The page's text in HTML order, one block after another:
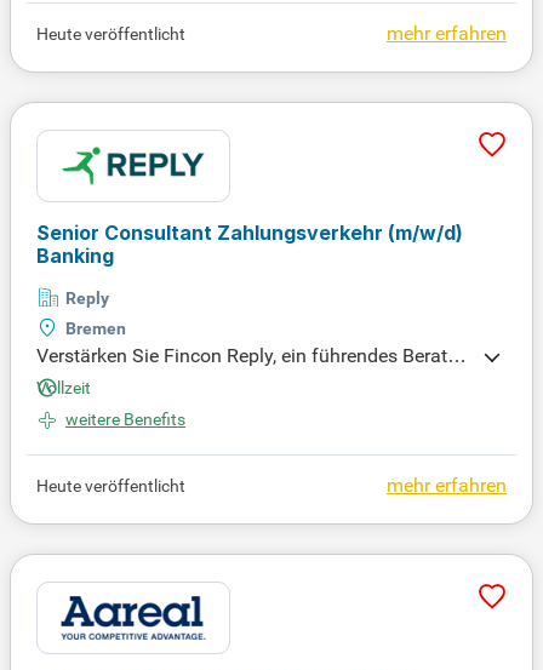
mehr erfahren
Heute veröffentlicht
Senior Consultant Zahlungsverkehr (m/w/d)
Banking
Reply
Bremen
Verstärken Sie Fincon Reply, ein führendes Beratun
gsunternehmen für die Finanzdienstleistungsbranc
he. Gemeinsam gestalten wir die digitale Transfor
mation von Banken, Versicherungen und Fintechs.
Interessiert? Bewerben Sie sich jetzt für spannende
Entwicklungsmöglichkeiten!
Vollzeit
weitere Benefits
mehr erfahren
Heute veröffentlicht